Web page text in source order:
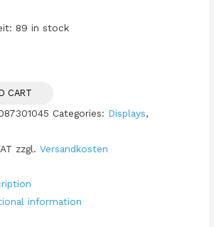
89 in stock
CART
Categories: Displays,
zzgl.Versandkosten
information